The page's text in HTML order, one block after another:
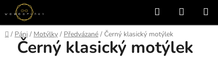
Přejít
na
obsah
Hledat
KOŠÍK
Domů
/ Páni / Motýlky / Předvázané / Černý klasický motýlek
Černý klasický motýlek